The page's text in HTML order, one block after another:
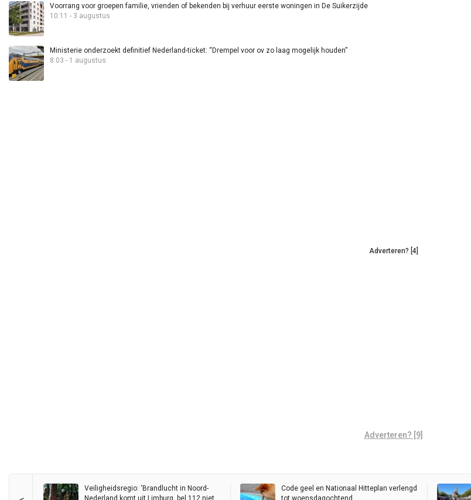
Voorrang voor groepen familie, vrienden of bekenden bij verhuur eerste woningen in De Suikerzijde
10:11 - 3 augustus
Ministerie onderzoekt definitief Nederland-ticket: “Drempel voor ov zo laag mogelijk houden”
8:03 - 1 augustus
Adverteren? [4]
Adverteren? [9]
Veiligheidsregio: ‘Brandlucht in Noord-
Code geel en Nationaal Hitteplan verlengd